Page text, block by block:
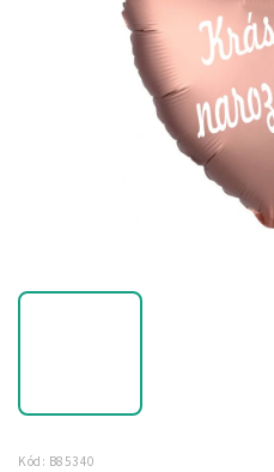
Kód: B85340